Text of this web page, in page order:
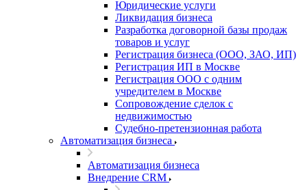
Юридические услуги
Ликвидация бизнеса
Разработка договорной базы продаж
товаров и услуг
Регистрация бизнеса (ООО, ЗАО, ИП)
Регистрация ИП в Москве
Регистрация ООО с одним
учредителем в Москве
Сопровождение сделок с
недвижимостью
Судебно-претензионная работа
Автоматизация бизнеса
Автоматизация бизнеса
Внедрение CRM